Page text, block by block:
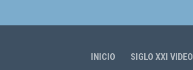
INICIO SIGLO XXI VIDEO